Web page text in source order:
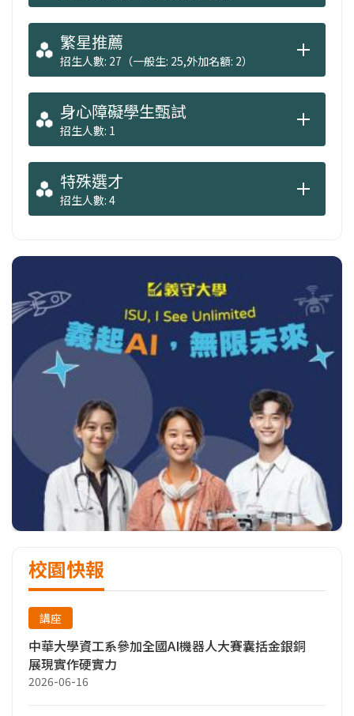
繁星推薦
招生人數: 27（一般生: 25,外加名額: 2）
身心障礙學生甄試
招生人數: 1
特殊選才
招生人數: 4
校園快報
講座
中華大學資工系參加全國AI機器人大賽囊括金銀銅
展現實作硬實力
2026-06-16